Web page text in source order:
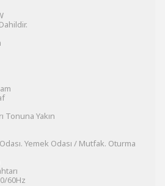
Tonuna Yakın
Yemek Odası / Mutfak. Oturma
60Hz